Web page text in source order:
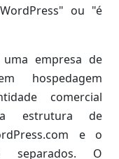
ou "é
empresa de
hospedagem
comercial
estrutura de
e o
separados. O